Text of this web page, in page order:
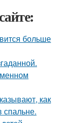
больше
как
спальне.